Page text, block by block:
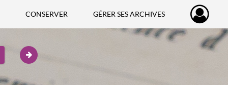
CONSERVER GÉRER SES ARCHIVES